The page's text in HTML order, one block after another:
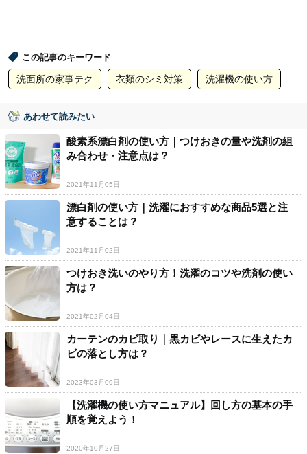
この記事のキーワード
洗面所の家事テク 衣類のシミ対策 洗濯機の使い方
あわせて読みたい
酸素系漂白剤の使い方｜つけおきの量や洗剤の組
み合わせ・注意点は？
2021年11月05日
漂白剤の使い方｜洗濯におすすめな商品5選と注
意することは？
2021年11月02日
つけおき洗いのやり方！洗濯のコツや洗剤の使い
方は？
2021年02月04日
カーテンのカビ取り｜黒カビやレースに生えたカ
ビの落とし方は？
2023年03月09日
【洗濯機の使い方マニュアル】回し方の基本の手
順を覚えよう！
2020年10月27日